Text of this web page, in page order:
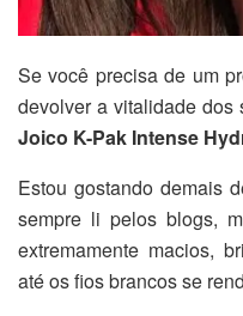
Se você precisa de um
devolver a vitalidade dos
Joico K-Pak Intense
Estou gostando demais
sempre li pelos blogs,
extremamente macios,
até os fios brancos se